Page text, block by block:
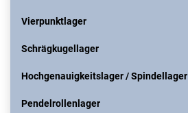
Vierpunktlager
Schrägkugellager
Hochgenauigkeitslager / Spindellager
Pendelrollenlager